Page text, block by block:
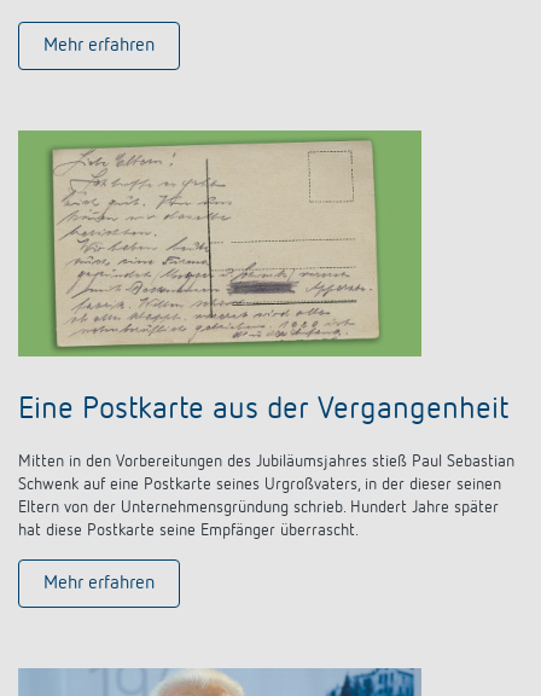
Mehr erfahren
Eine Postkarte aus der Vergangenheit
Mitten in den Vorbereitungen des Jubiläumsjahres stieß Paul Sebastian
Schwenk auf eine Postkarte seines Urgroßvaters, in der dieser seinen
Eltern von der Unternehmensgründung schrieb. Hundert Jahre später
hat diese Postkarte seine Empfänger überrascht.
Mehr erfahren